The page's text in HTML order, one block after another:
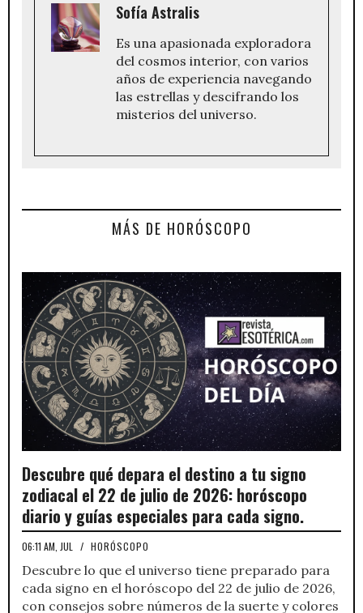
Sofía Astralis
Es una apasionada exploradora
del cosmos interior, con varios
años de experiencia navegando
las estrellas y descifrando los
misterios del universo.
MÁS DE HORÓSCOPO
Descubre qué depara el destino a tu signo
zodiacal el 22 de julio de 2026: horóscopo
diario y guías especiales para cada signo.
06:11 AM, JUL / HORÓSCOPO
Descubre lo que el universo tiene preparado para
cada signo en el horóscopo del 22 de julio de 2026,
con consejos sobre números de la suerte y colores